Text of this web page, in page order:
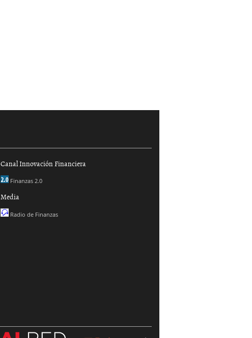
Canal Innovación Financiera
Finanzas 2.0
Media
Radio de Finanzas